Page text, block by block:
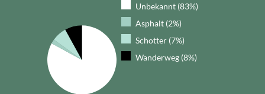
Unbekannt (83%)
Asphalt (2%)
Schotter (7%)
Wanderweg (8%)